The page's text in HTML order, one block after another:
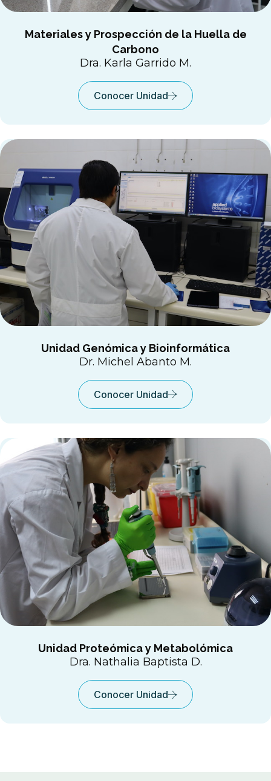
Materiales y Prospección de la Huella de
Carbono
Dra. Karla Garrido M.
Conocer Unidad
Unidad Genómica y Bioinformática
Dr. Michel Abanto M.
Conocer Unidad
Unidad Proteómica y Metabolómica
Dra. Nathalia Baptista D.
Conocer Unidad